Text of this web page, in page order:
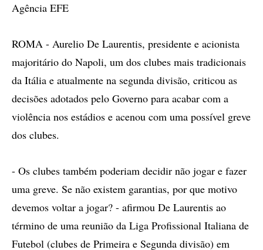
Agência EFE
ROMA - Aurelio De Laurentis, presidente e acionista
majoritário do Napoli, um dos clubes mais tradicionais
da Itália e atualmente na segunda divisão, criticou as
decisões adotados pelo Governo para acabar com a
violência nos estádios e acenou com uma possível greve
dos clubes.
- Os clubes também poderiam decidir não jogar e fazer
uma greve. Se não existem garantias, por que motivo
devemos voltar a jogar? - afirmou De Laurentis ao
término de uma reunião da Liga Profissional Italiana de
Futebol (clubes de Primeira e Segunda divisão) em